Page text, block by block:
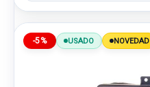
-5% USADO NOVEDAD